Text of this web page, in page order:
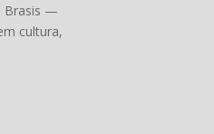
Brasis —
cultura,